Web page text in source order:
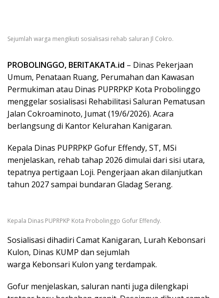
Sejumlah warga mengikuti sosialisasi rehab saluran Jl Cokro.
PROBOLINGGO, BERITAKATA.id – Dinas Pekerjaan
Umum, Penataan Ruang, Perumahan dan Kawasan
Permukiman atau Dinas PUPRPKP Kota Probolinggo
menggelar sosialisasi Rehabilitasi Saluran Pematusan
Jalan Cokroaminoto, Jumat (19/6/2026). Acara
berlangsung di Kantor Kelurahan Kanigaran.
Kepala Dinas PUPRPKP Gofur Effendy, ST, MSi
menjelaskan, rehab tahap 2026 dimulai dari sisi utara,
tepatnya pertigaan Loji. Pengerjaan akan dilanjutkan
tahun 2027 sampai bundaran Gladag Serang.
Kepala Dinas PUPRPKP Kota Probolinggo Gofur Effendy.
Sosialisasi dihadiri Camat Kanigaran, Lurah Kebonsari
Kulon, Dinas KUMP dan sejumlah
warga Kebonsari Kulon yang terdampak.
Gofur menjelaskan, saluran nanti juga dilengkapi